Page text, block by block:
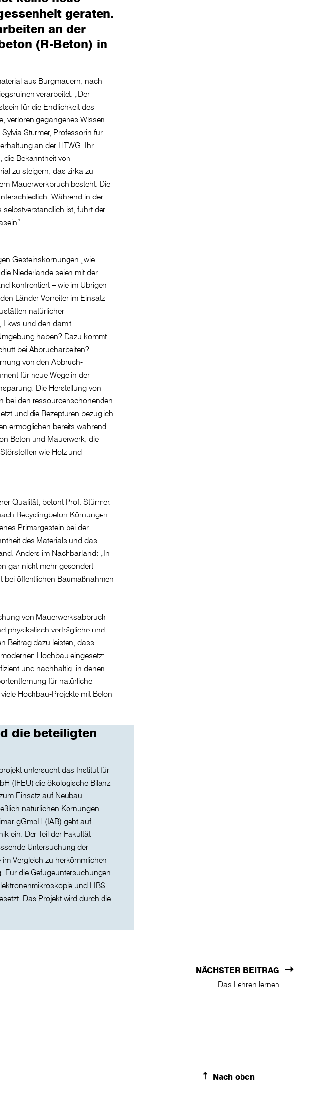
geraten.
an der
(R-Beton) in
aus Burgmauern, nach
verarbeitet. „Der
für die Endlichkeit des
verloren gegangenes Wissen
Stürmer, Professorin für
an der HTWG. Ihr
die Bekanntheit von
zu steigern, das zirka zu
Mauerwerkbruch besteht. Die
Während in der
selbstverständlich ist, führt der
Gesteinskörnungen „wie
Niederlande seien mit der
konfrontiert – wie im Übrigen
Länder Vorreiter im Einsatz
natürlicher
Lkws und den damit
haben? Dazu kommt
bei Abbrucharbeiten?
von den Abbruch-
für neue Wege in der
Die Herstellung von
bei den ressourcenschonenden
und die Rezepturen bezüglich
ermöglichen bereits während
Beton und Mauerwerk, die
wie Holz und
Qualität, betont Prof. Stürmer.
Recyclingbeton-Körnungen
Primärgestein bei der
des Materials und das
Anders im Nachbarland: „In
gar nicht mehr gesondert
bei öffentlichen Baumaßnahmen
von Mauerwerksabbruch
physikalisch verträgliche und
Beitrag dazu leisten, dass
Hochbau eingesetzt
und nachhaltig, in denen
für natürliche
Hochbau-Projekte mit Beton
die beteiligten
untersucht das Institut für
(IFEU) die ökologische Bilanz
Einsatz auf Neubau-
natürlichen Körnungen.
gGmbH (IAB) geht auf
ein. Der Teil der Fakultät
Untersuchung der
Vergleich zu herkömmlichen
Für die Gefügeuntersuchungen
und LIBS
Das Projekt wird durch die
NÄCHSTER BEITRAG
Das Lehren lernen
Nach oben